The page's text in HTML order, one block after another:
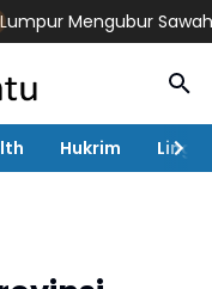
Mengubur Sawah
Hukrim